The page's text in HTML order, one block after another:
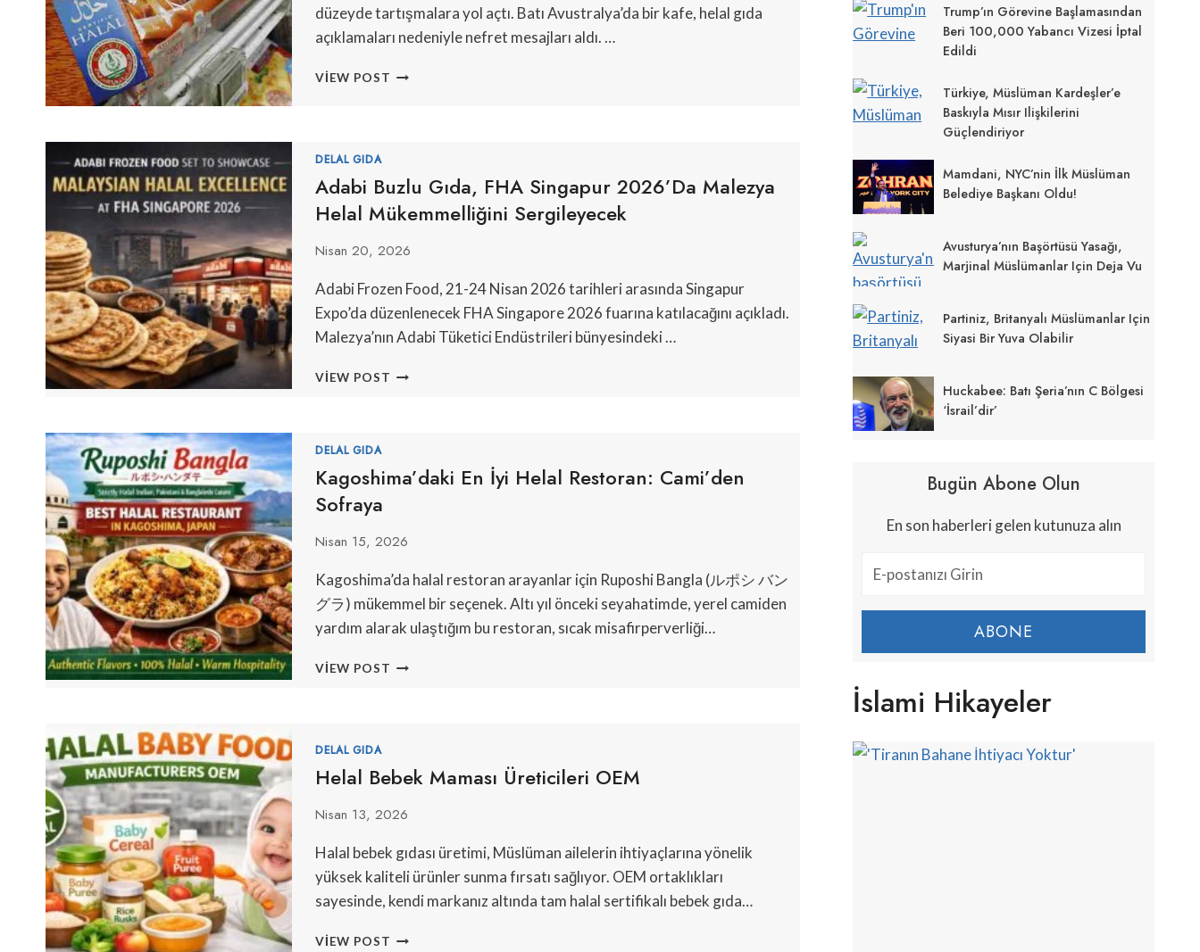
düzeyde tartışmalara yol açtı. Batı Avustralya’da bir kafe, helal gıda
açıklamaları nedeniyle nefret mesajları aldı. …
VIEW POST HELAL
DELAL GIDA
Adabi Buzlu Gıda, FHA Singapur 2026’da Malezya
Helal Mükemmelliğini Sergileyecek
Nisan 20, 2026
Adabi Frozen Food, 21-24 Nisan 2026 tarihleri arasında Singapur
Expo’da düzenlenecek FHA Singapore 2026 fuarına katılacağını açıkladı.
Malezya’nın Adabi Tüketici Endüstrileri bünyesindeki …
VIEW POST ADABI
2026’DA
MALEZYA
SERGILEYECEK
DELAL GIDA
Kagoshima’daki En İyi Helal Restoran: Cami’den
Sofraya
Nisan 15, 2026
Kagoshima’da halal restoran arayanlar için Ruposhi Bangla (ルポシ バン
グラ) mükemmel bir seçenek. Altı yıl önceki seyahatimde, yerel camiden
yardım alarak ulaştığım bu restoran, sıcak misafirperverliği…
VIEW POST KAGOSHIMA’DAKI
SOFRAYA
DELAL GIDA
Helal Bebek Maması Üreticileri OEM
Nisan 13, 2026
Halal bebek gıdası üretimi, Müslüman ailelerin ihtiyaçlarına yönelik
yüksek kaliteli ürünler sunma fırsatı sağlıyor. OEM ortaklıkları
sayesinde, kendi markanız altında tam halal sertifikalı bebek gıda…
VIEW POST HELAL
Trump’ın Görevine Başlamasından
Beri 100,000 Yabancı Vizesi İptal
Edildi
Türkiye, Müslüman Kardeşler’e
Baskıyla Mısır Ilişkilerini
Güçlendiriyor
Mamdani, NYC’nin İlk Müslüman
Belediye Başkanı Oldu!
Avusturya’nın Başörtüsü Yasağı,
Marjinal Müslümanlar Için Deja Vu
Partiniz, Britanyalı Müslümanlar Için
Siyasi Bir Yuva Olabilir
Huckabee: Batı Şeria’nın C Bölgesi
‘İsrail’dir’
Bugün Abone Olun
En son haberleri gelen kutunuza alın
ABONE
İslami Hikayeler